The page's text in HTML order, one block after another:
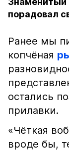
порадовал
Ранее мы
копчёная
остались
прилавки.
«Чёткая
вроде бы,